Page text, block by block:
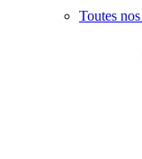
Toutes